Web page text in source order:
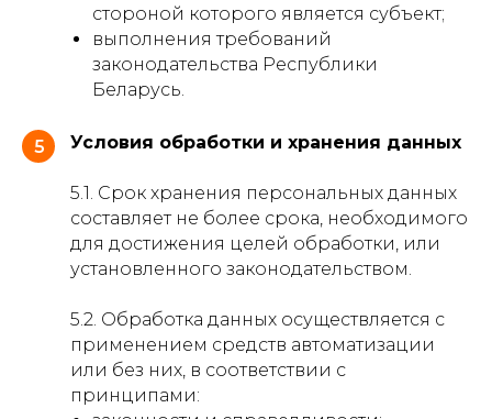
стороной которого является субъект;
выполнения требований
законодательства Республики
Беларусь.
5 Условия обработки и хранения данных
5.1. Срок хранения персональных данных
составляет не более срока, необходимого
для достижения целей обработки, или
установленного законодательством.
5.2. Обработка данных осуществляется с
применением средств автоматизации
или без них, в соответствии с
принципами: